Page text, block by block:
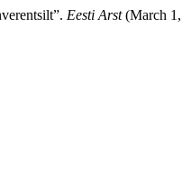
Eesti Arst(March 1,